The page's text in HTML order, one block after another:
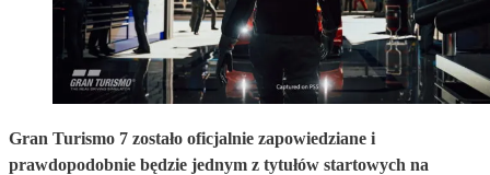
Gran Turismo 7 zostało oficjalnie zapowiedziane i
prawdopodobnie będzie jednym z tytułów startowych na